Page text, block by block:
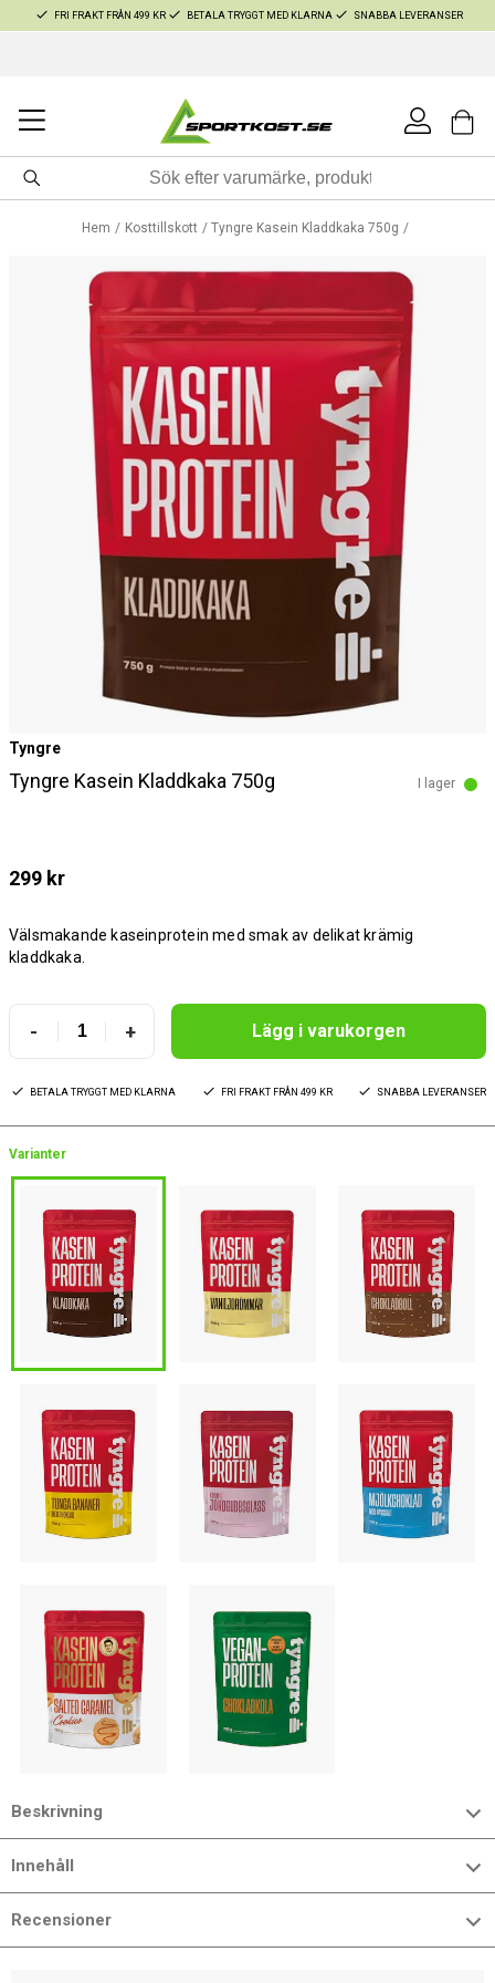
FRI FRAKT FRÅN 499 KR BETALA TRYGGT MED KLARNA SNABBA LEVERANSER
Hem Kosttillskott Tyngre Kasein Kladdkaka 750g
Tyngre
Tyngre Kasein Kladdkaka 750g I lager
299 kr
Välsmakande kaseinprotein med smak av delikat krämig
kladdkaka.
- + Lägg i varukorgen
BETALA TRYGGT MED KLARNA FRI FRAKT FRÅN 499 KR SNABBA LEVERANSER
Varianter
Beskrivning
Innehåll
Recensioner